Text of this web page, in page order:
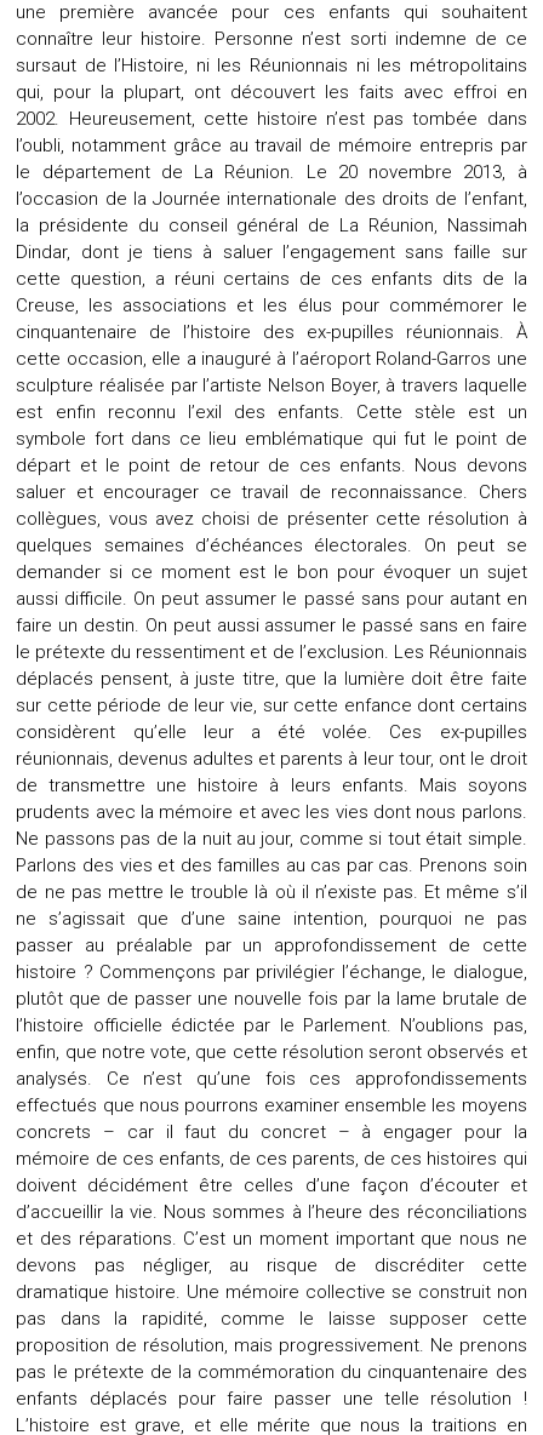
une première avancée pour ces enfants qui souhaitent
connaître leur histoire. Personne n’est sorti indemne de ce
sursaut de l’Histoire, ni les Réunionnais ni les métropolitains
qui, pour la plupart, ont découvert les faits avec effroi en
2002. Heureusement, cette histoire n’est pas tombée dans
l’oubli, notamment grâce au travail de mémoire entrepris par
le département de La Réunion. Le 20 novembre 2013, à
l’occasion de la Journée internationale des droits de l’enfant,
la présidente du conseil général de La Réunion, Nassimah
Dindar, dont je tiens à saluer l’engagement sans faille sur
cette question, a réuni certains de ces enfants dits de la
Creuse, les associations et les élus pour commémorer le
cinquantenaire de l’histoire des ex-pupilles réunionnais. À
cette occasion, elle a inauguré à l’aéroport Roland-Garros une
sculpture réalisée par l’artiste Nelson Boyer, à travers laquelle
est enfin reconnu l’exil des enfants. Cette stèle est un
symbole fort dans ce lieu emblématique qui fut le point de
départ et le point de retour de ces enfants. Nous devons
saluer et encourager ce travail de reconnaissance. Chers
collègues, vous avez choisi de présenter cette résolution à
quelques semaines d’échéances électorales. On peut se
demander si ce moment est le bon pour évoquer un sujet
aussi difficile. On peut assumer le passé sans pour autant en
faire un destin. On peut aussi assumer le passé sans en faire
le prétexte du ressentiment et de l’exclusion. Les Réunionnais
déplacés pensent, à juste titre, que la lumière doit être faite
sur cette période de leur vie, sur cette enfance dont certains
considèrent qu’elle leur a été volée. Ces ex-pupilles
réunionnais, devenus adultes et parents à leur tour, ont le droit
de transmettre une histoire à leurs enfants. Mais soyons
prudents avec la mémoire et avec les vies dont nous parlons.
Ne passons pas de la nuit au jour, comme si tout était simple.
Parlons des vies et des familles au cas par cas. Prenons soin
de ne pas mettre le trouble là où il n’existe pas. Et même s’il
ne s’agissait que d’une saine intention, pourquoi ne pas
passer au préalable par un approfondissement de cette
histoire ? Commençons par privilégier l’échange, le dialogue,
plutôt que de passer une nouvelle fois par la lame brutale de
l’histoire officielle édictée par le Parlement. N’oublions pas,
enfin, que notre vote, que cette résolution seront observés et
analysés. Ce n’est qu’une fois ces approfondissements
effectués que nous pourrons examiner ensemble les moyens
concrets – car il faut du concret – à engager pour la
mémoire de ces enfants, de ces parents, de ces histoires qui
doivent décidément être celles d’une façon d’écouter et
d’accueillir la vie. Nous sommes à l’heure des réconciliations
et des réparations. C’est un moment important que nous ne
devons pas négliger, au risque de discréditer cette
dramatique histoire. Une mémoire collective se construit non
pas dans la rapidité, comme le laisse supposer cette
proposition de résolution, mais progressivement. Ne prenons
pas le prétexte de la commémoration du cinquantenaire des
enfants déplacés pour faire passer une telle résolution !
L’histoire est grave, et elle mérite que nous la traitions en